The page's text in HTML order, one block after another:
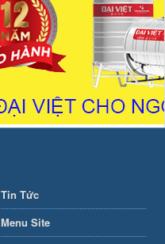
Tin Tức
Menu Site